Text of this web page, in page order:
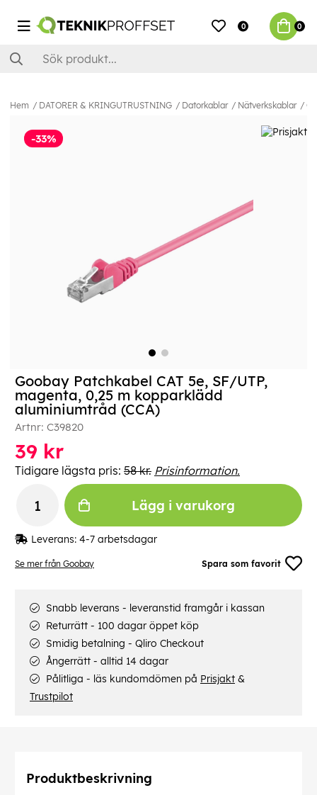
0 0
Hem DATORER & KRINGUTRUSTNING Datorkablar Nätverkskablar
-33%
Se mer från Goobay Spara som favorit
Goobay Patchkabel CAT 5e, SF/UTP,
magenta, 0,25 m kopparklädd
aluminiumtråd (CCA)
Artnr: C39820
39 kr
Tidigare lägsta pris: 58 kr. Prisinformation.
Lägg i varukorg
Leverans: 4-7 arbetsdagar
Snabb leverans - leveranstid framgår i kassan
Returrätt - 100 dagar öppet köp
Smidig betalning - Qliro Checkout
Ångerrätt - alltid 14 dagar
Pålitliga - läs kundomdömen på Prisjakt &
Trustpilot
Produktbeskrivning